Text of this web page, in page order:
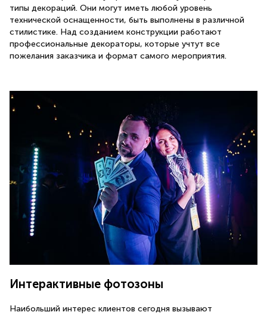
типы декораций. Они могут иметь любой уровень
технической оснащенности, быть выполнены в различной
стилистике. Над созданием конструкции работают
профессиональные декораторы, которые учтут все
пожелания заказчика и формат самого мероприятия.
Интерактивные фотозоны
Наибольший интерес клиентов сегодня вызывают